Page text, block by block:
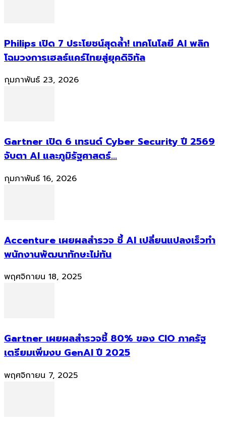
Philips เปิด 7 ประโยชน์สุดล้ำ! เทคโนโลยี AI พลิก
โฉมวงการเฮลธ์แคร์ไทยสู่ยุคดิจิทัล
กุมภาพันธ์ 23, 2026
Gartner เปิด 6 เทรนด์ Cyber Security ปี 2569
จับตา AI และภูมิรัฐศาสตร์...
กุมภาพันธ์ 16, 2026
Accenture เผยผลสำรวจ ชี้ AI เปลี่ยนแปลงเร็วทำ
พนักงานพัฒนาทักษะไม่ทัน
พฤศจิกายน 18, 2025
Gartner เผยผลสำรวจชี้ 80% ของ CIO ภาครัฐ
เตรียมเพิ่มงบ GenAI ปี 2025
พฤศจิกายน 7, 2025